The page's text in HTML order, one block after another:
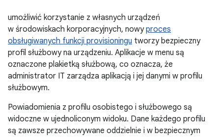
umożliwić korzystanie z własnych urządzeń
w środowiskach korporacyjnych, nowyproces
obsługiwanych funkcji provisioningu tworzy bezpieczny
profil służbowy na urządzeniu. Aplikacje w menu są
oznaczone plakietką służbową, co oznacza, że
administrator IT zarządza aplikacją i jej danymi w profilu
służbowym.
Powiadomienia z profilu osobistego i służbowego są
widoczne w ujednoliconym widoku. Dane każdego profilu
są zawsze przechowywane oddzielnie i w bezpiecznym